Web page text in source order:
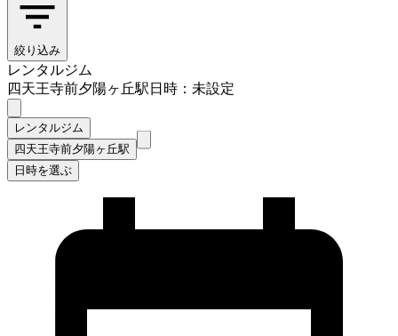
絞り込み
レンタルジム
四天王寺前夕陽ヶ丘駅日時：未設定
レンタルジム
四天王寺前夕陽ヶ丘駅
日時を選ぶ